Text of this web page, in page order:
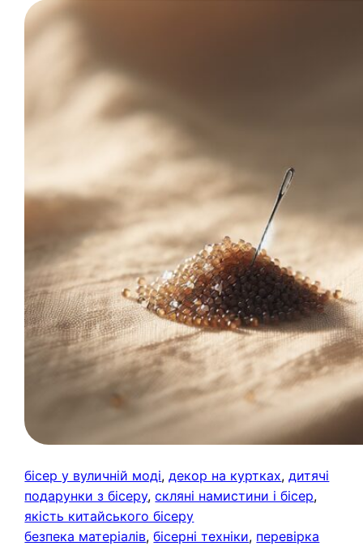
бісер у вуличній моді, декор на куртках, дитячі
подарунки з бісеру, скляні намистини і бісер
якість китайського бісеру
безпека матеріалів, бісерні техніки, перевірка